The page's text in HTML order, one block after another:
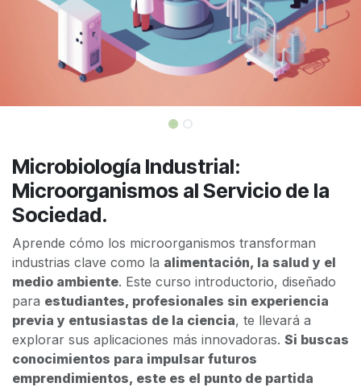
Microbiología Industrial:
Microorganismos al Servicio de la
Sociedad.
Aprende cómo los microorganismos transforman
industrias clave como la alimentación, la salud y el
medio ambiente. Este curso introductorio, diseñado
para estudiantes, profesionales sin experiencia
previa y entusiastas de la ciencia, te llevará a
explorar sus aplicaciones más innovadoras. Si buscas
conocimientos para impulsar futuros
emprendimientos, este es el punto de partida